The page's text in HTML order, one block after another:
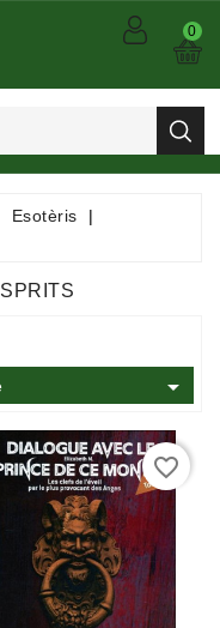
0
Esotèris

favorite_border